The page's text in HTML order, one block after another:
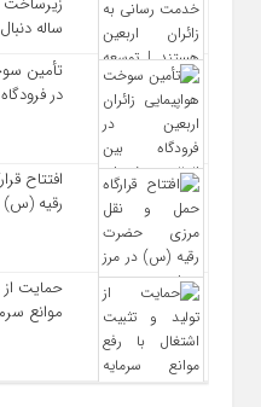
ساله
تأمین
در
افتتاح
رقیه (س)
حمایت از
موانع